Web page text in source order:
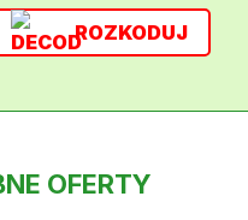
ROZKODUJ
OFERTY